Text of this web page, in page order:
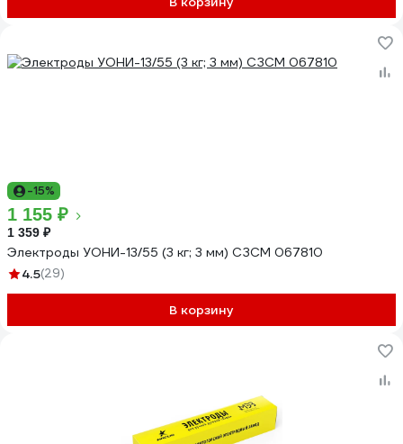
-15%
1 155 ₽
1 359 ₽
Электроды УОНИ-13/55 (3 кг; 3 мм) СЗСМ 067810
4.5(29)
В корзину